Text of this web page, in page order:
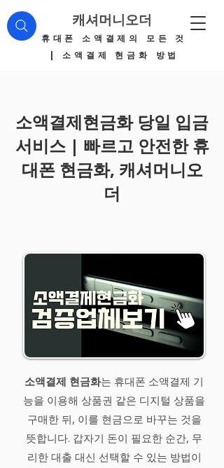
캐셔머니오더
​휴대폰 소액결제의 모든 것
| 소액결제 현금화 방법
소액결제현금화 당일 입금
서비스 | 빠르고 안전한 휴
대폰 현금화, 캐셔머니오
더
소액결제 현금화는 휴대폰 소액결제 기
능을 이용해 상품권 같은 디지털 상품을
구매한 뒤, 이를 현금으로 바꾸는 것을
뜻합니다. 갑자기 돈이 필요한 순간, 무
리한 대출 대신 선택할 수 있는 방법이